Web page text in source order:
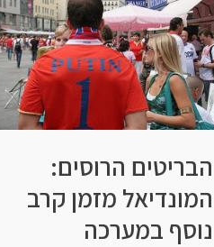
הבריטים הרוסים:
המונדיאל מזמן קרב
נוסף במערכה